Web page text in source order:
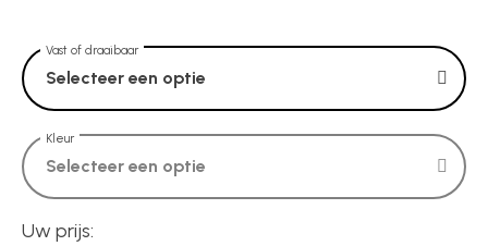
Over ons
Contact
Vast of draaibaar
Selecteer een optie
Kleur
Selecteer een optie
Uw prijs: